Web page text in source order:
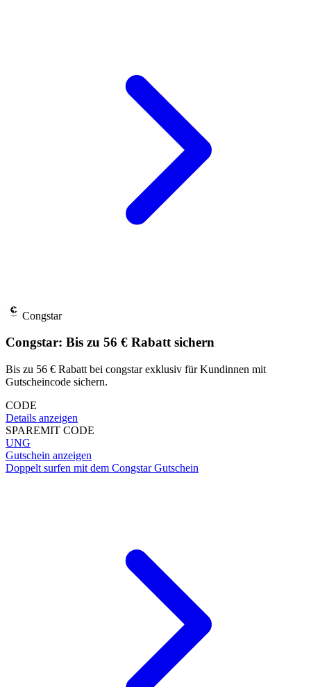
Congstar
Congstar: Bis zu 56 € Rabatt sichern
Bis zu 56 € Rabatt bei congstar exklusiv für Kundinnen mit
Gutscheincode sichern.
CODE
Details anzeigen
SPAREMIT CODE
UNG
Gutschein anzeigen
Doppelt surfen mit dem Congstar Gutschein